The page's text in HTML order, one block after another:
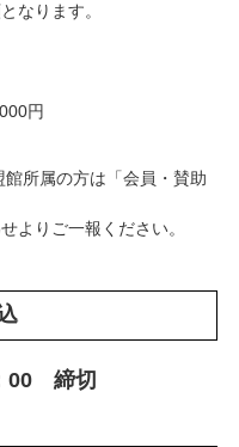
なります。
円
所属の方は「会員・賛助
よりご一報ください。
00 締切